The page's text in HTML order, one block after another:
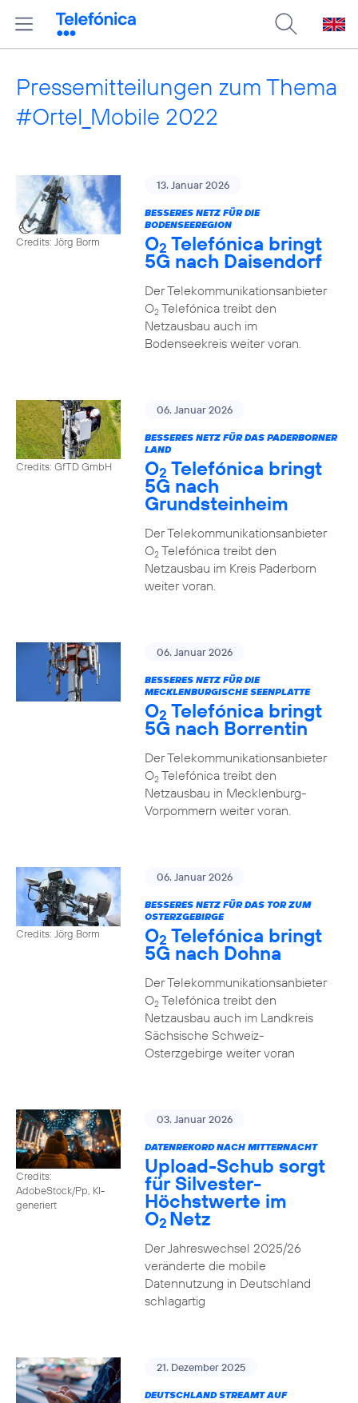
Pressemitteilungen zum Thema
#Ortel_Mobile 2022
Credits: Jörg Borm
13. Januar 2026
BESSERES NETZ FÜR DIE
BODENSEEREGION
O2 Telefónica bringt
5G nach Daisendorf
Der Telekommunikationsanbieter
O2Telefónica treibt den
Netzausbau auch im
Bodenseekreis weiter voran.
Credits: GfTD GmbH
06. Januar 2026
BESSERES NETZ FÜR DAS PADERBORNER
LAND
O2 Telefónica bringt
5G nach
Grundsteinheim
Der Telekommunikationsanbieter
O2Telefónica treibt den
Netzausbau im Kreis Paderborn
weiter voran.
06. Januar 2026
BESSERES NETZ FÜR DIE
MECKLENBURGISCHE SEENPLATTE
O2 Telefónica bringt
5G nach Borrentin
Der Telekommunikationsanbieter
O2Telefónica treibt den
Netzausbau in Mecklenburg-
Vorpommern weiter voran.
Credits: Jörg Borm
06. Januar 2026
BESSERES NETZ FÜR DAS TOR ZUM
OSTERZGEBIRGE
O2 Telefónica bringt
5G nach Dohna
Der Telekommunikationsanbieter
O2Telefónica treibt den
Netzausbau auch im Landkreis
Sächsische Schweiz-
Osterzgebirge weiter voran
Credits:
AdobeStock/Pp, KI-
generiert
03. Januar 2026
DATENREKORD NACH MITTERNACHT
Upload-Schub sorgt
für Silvester-
Höchstwerte im
O2 Netz
Der Jahreswechsel 2025/26
veränderte die mobile
Datennutzung in Deutschland
schlagartig
21. Dezember 2025
DEUTSCHLAND STREAMT AUF